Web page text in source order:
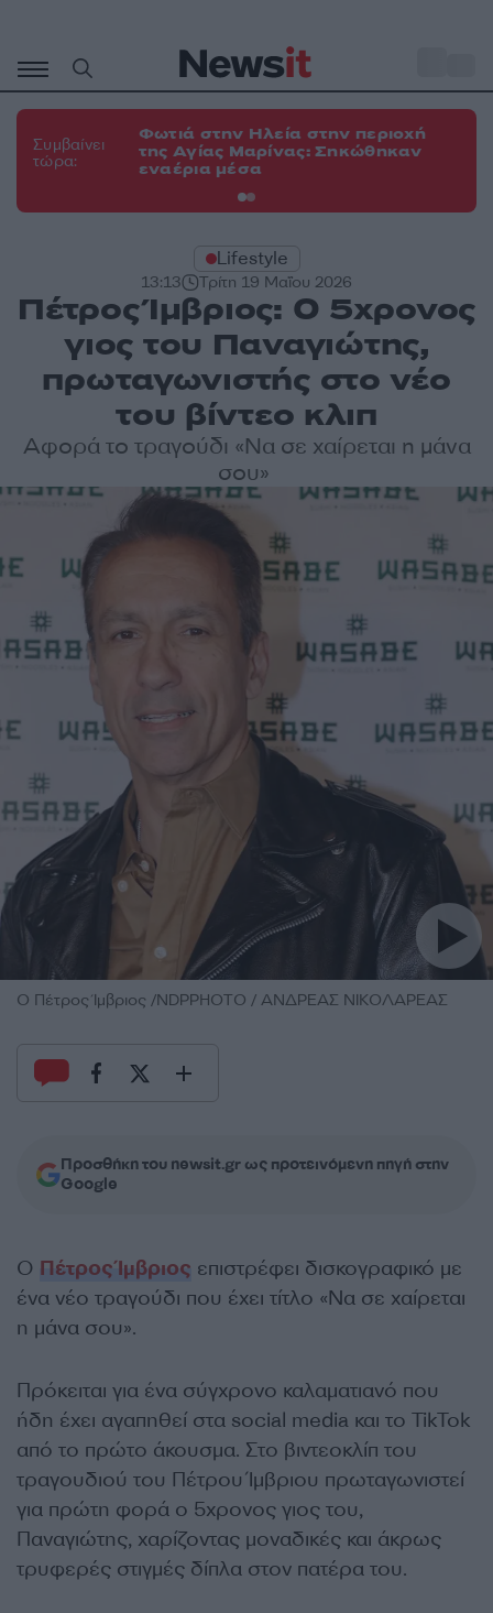
περιεχόμενο
Συμβαίνει
τώρα:
Φωτιά στην Ηλεία στην περιοχή
της Αγίας Μαρίνας: Σηκώθηκαν
εναέρια μέσα
Lifestyle
13:13 Τρίτη 19 Μαΐου 2026
Πέτρος Ίμβριος: O 5χρονος
γιος του Παναγιώτης,
πρωταγωνιστής στο νέο
του βίντεο κλιπ
Αφορά το τραγούδι «Να σε χαίρεται η μάνα
σου»
O Πέτρος Ίμβριος /NDPPHOTO / ΑΝΔΡΕΑΣ ΝΙΚΟΛΑΡΕΑΣ
Προσθήκη του newsit.gr ως προτεινόμενη πηγή στην
Google
Ο Πέτρος Ίμβριος επιστρέφει δισκογραφικό με
ένα νέο τραγούδι που έχει τίτλο «Να σε χαίρεται
η μάνα σου».
Πρόκειται για ένα σύγχρονο καλαματιανό που
ήδη έχει αγαπηθεί στα social media και το TikTok
από το πρώτο άκουσμα. Στο βιντεοκλίπ του
τραγουδιού του Πέτρου Ίμβριου πρωταγωνιστεί
για πρώτη φορά ο 5χρονος γιος του,
Παναγιώτης, χαρίζοντας μοναδικές και άκρως
τρυφερές στιγμές δίπλα στον πατέρα του.